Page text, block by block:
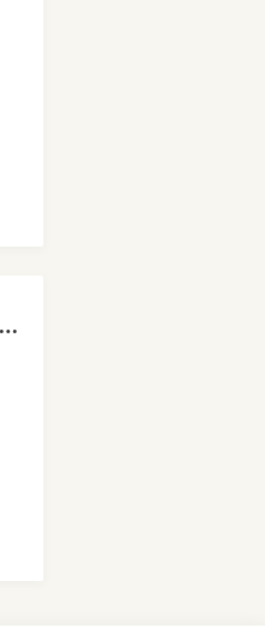
Honmaru Radio – Davis’s Room